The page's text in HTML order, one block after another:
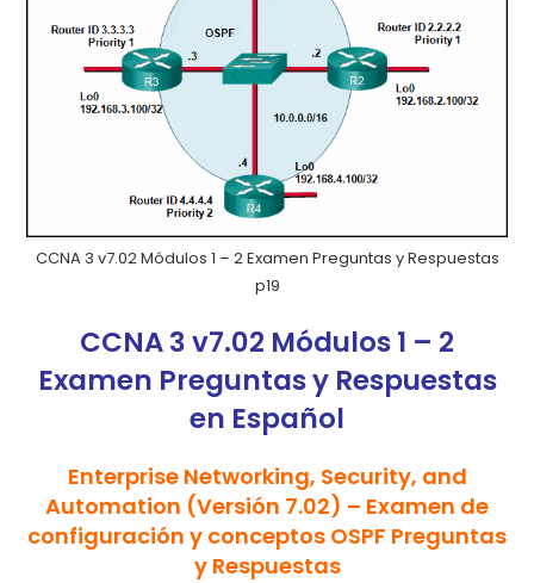
CCNA 3 v7.02 Módulos 1 – 2 Examen Preguntas y Respuestas
p19
CCNA 3 v7.02 Módulos 1 – 2
Examen Preguntas y Respuestas
en Español
Enterprise Networking, Security, and
Automation (Versión 7.02) – Examen de
configuración y conceptos OSPF Preguntas
y Respuestas